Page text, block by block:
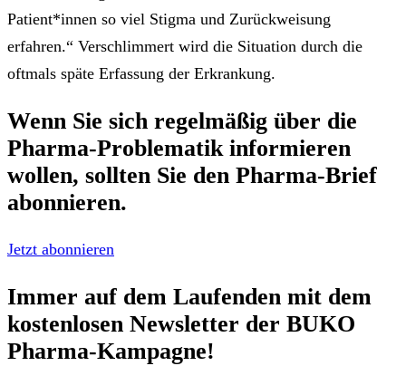
Patient*innen so viel Stigma und Zurückweisung
erfahren.“ Verschlimmert wird die Situation durch die
oftmals späte Erfassung der Erkrankung.
Wenn Sie sich regelmäßig über die
Pharma-Problematikinformieren
wollen, sollten Sie den Pharma-Brief
abonnieren.
Jetzt abonnieren
Immer auf dem Laufenden mit dem
kostenlosen Newsletter der BUKO
Pharma-Kampagne!